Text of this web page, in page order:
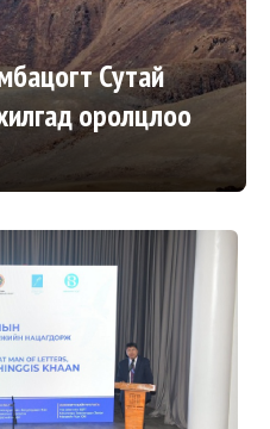
Сутай
оролцлоо